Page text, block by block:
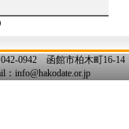
0942 函館市柏木町16-14
info@hakodate.or.jp